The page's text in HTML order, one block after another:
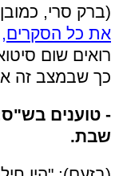
(ברק סרי,
את כל הסקרים,
רואים שום
כך שבמצב זה
- טוענים
שבת.